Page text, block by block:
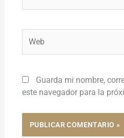
Guarda mi nombre,
este navegador para la